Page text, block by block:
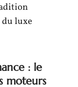
luxe
: le
moteurs